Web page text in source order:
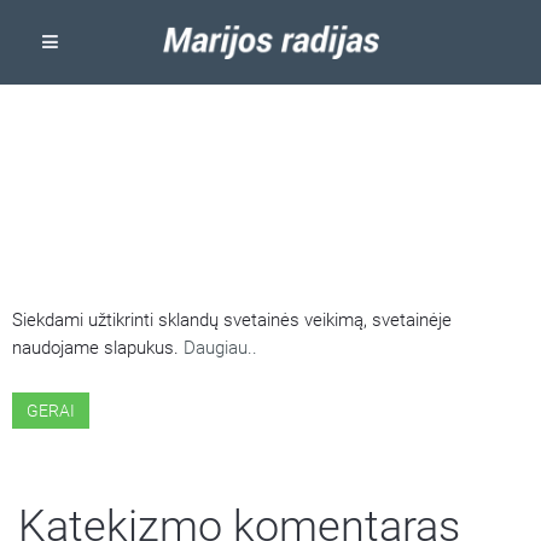
Siekdami užtikrinti sklandų svetainės veikimą, svetainėje
naudojame slapukus. Daugiau..
GERAI
Katekizmo komentaras